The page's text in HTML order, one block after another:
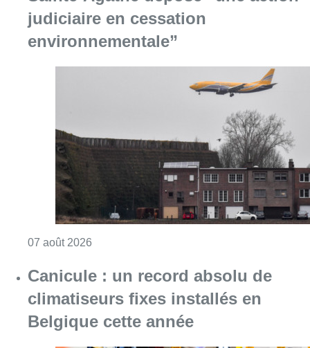
judiciaire en cessation
environnementale”
07 août 2026
Canicule : un record absolu de
climatiseurs fixes installés en
Belgique cette année